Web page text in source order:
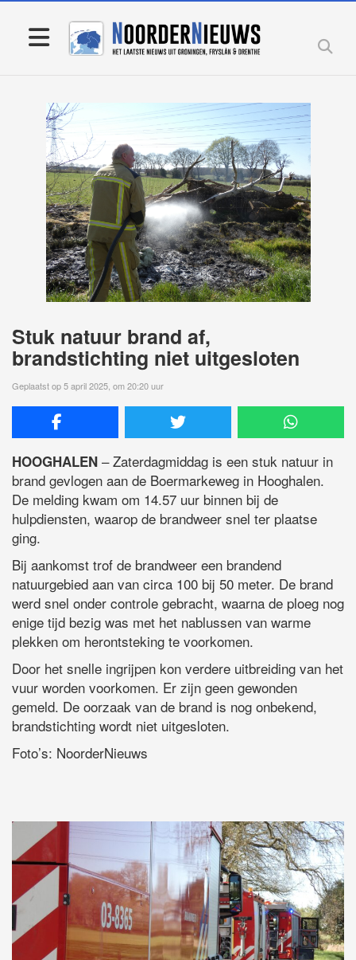
Stuk natuur brand af,
brandstichting niet uitgesloten
Geplaatst op 5 april 2025, om 20:20 uur
HOOGHALEN – Zaterdagmiddag is een stuk natuur in
brand gevlogen aan de Boermarkeweg in Hooghalen.
De melding kwam om 14.57 uur binnen bij de
hulpdiensten, waarop de brandweer snel ter plaatse
ging.
Bij aankomst trof de brandweer een brandend
natuurgebied aan van circa 100 bij 50 meter. De brand
werd snel onder controle gebracht, waarna de ploeg nog
enige tijd bezig was met het nablussen van warme
plekken om herontsteking te voorkomen.
Door het snelle ingrijpen kon verdere uitbreiding van het
vuur worden voorkomen. Er zijn geen gewonden
gemeld. De oorzaak van de brand is nog onbekend,
brandstichting wordt niet uitgesloten.
Foto’s: NoorderNieuws